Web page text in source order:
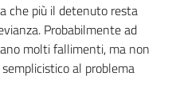
che più il detenuto resta
Probabilmente ad
molti fallimenti, ma non
al problema